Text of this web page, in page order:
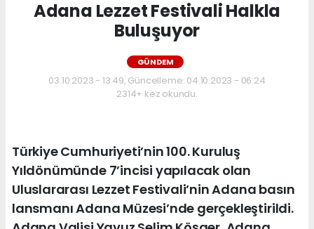
Adana Lezzet Festivali Halkla
Buluşuyor
GÜNDEM
03.10.2023 - 13:49, Güncelleme: 04.10.2023 - 06:24
2314+ kez okundu.
Türkiye Cumhuriyeti’nin 100. Kuruluş
Yıldönümünde 7’incisi yapılacak olan
Uluslararası Lezzet Festivali’nin Adana basın
lansmanı Adana Müzesi’nde gerçekleştirildi.